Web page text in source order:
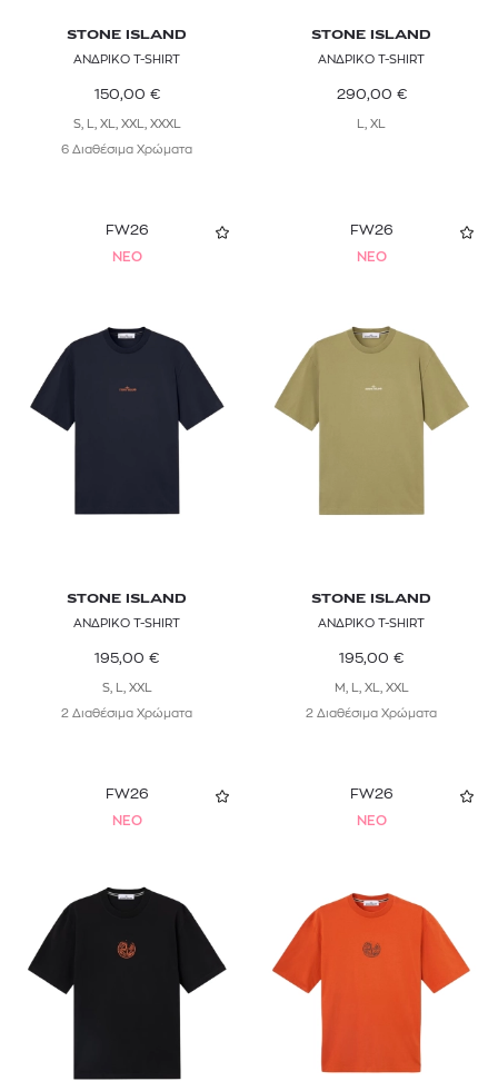
STONE ISLAND
ΑΝΔΡΙΚΟ T-SHIRT
150,00 €
S, L, XL, XXL, XXXL
6 Διαθέσιμα Χρώματα
STONE ISLAND
ΑΝΔΡΙΚΟ T-SHIRT
290,00 €
L, XL
FW26
NEO
STONE ISLAND
ΑΝΔΡΙΚΟ T-SHIRT
195,00 €
S, L, XXL
2 Διαθέσιμα Χρώματα
FW26
NEO
STONE ISLAND
ΑΝΔΡΙΚΟ T-SHIRT
195,00 €
M, L, XL, XXL
2 Διαθέσιμα Χρώματα
FW26
NEO
FW26
NEO